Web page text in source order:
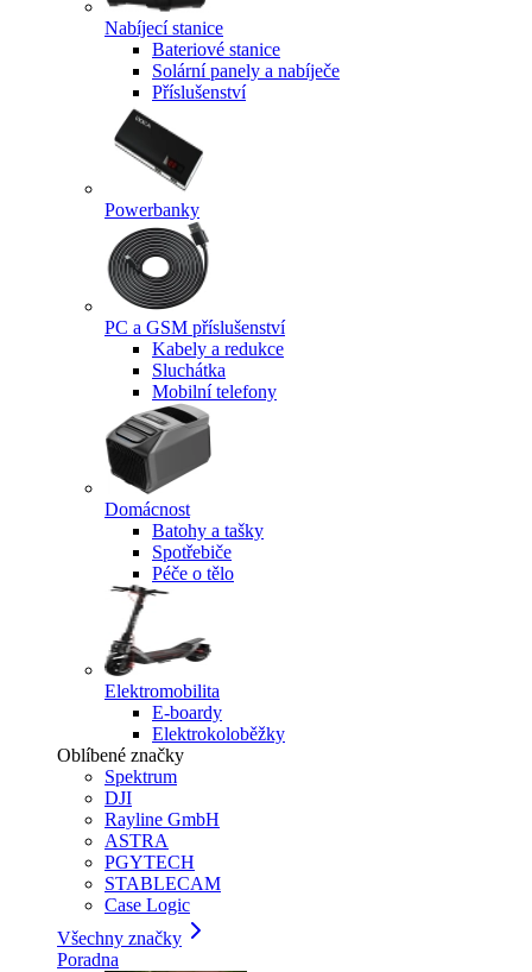
Nabíjecí stanice
Bateriové stanice
Solární panely a nabíječe
Příslušenství
Powerbanky
PC a GSM příslušenství
Kabely a redukce
Sluchátka
Mobilní telefony
Domácnost
Batohy a tašky
Spotřebiče
Péče o tělo
Elektromobilita
E-boardy
Elektrokoloběžky
Oblíbené značky
Spektrum
DJI
Rayline GmbH
ASTRA
PGYTECH
STABLECAM
Case Logic
Všechny značky
Poradna